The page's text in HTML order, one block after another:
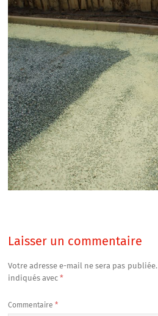
Laisser un commentaire
Votre adresse e-mail ne sera pas publiée.
indiqués avec*
Commentaire *